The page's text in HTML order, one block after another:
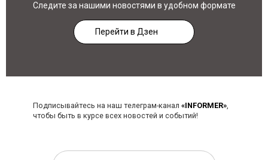
Следите за нашими новостями в удобном формате
Перейти в Дзен
Подписывайтесь на наш телеграм-канал «INFORMER»,
чтобы быть в курсе всех новостей и событий!